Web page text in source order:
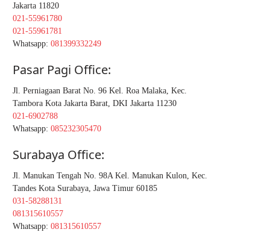
Jakarta 11820
021-55961780
021-55961781
Whatsapp: 081399332249
Pasar Pagi Office:
Jl. Perniagaan Barat No. 96 Kel. Roa Malaka, Kec.
Tambora Kota Jakarta Barat, DKI Jakarta 11230
021-6902788
Whatsapp: 085232305470
Surabaya Office:
Jl. Manukan Tengah No. 98A Kel. Manukan Kulon, Kec.
Tandes Kota Surabaya, Jawa Timur 60185
031-58288131
081315610557
Whatsapp: 081315610557